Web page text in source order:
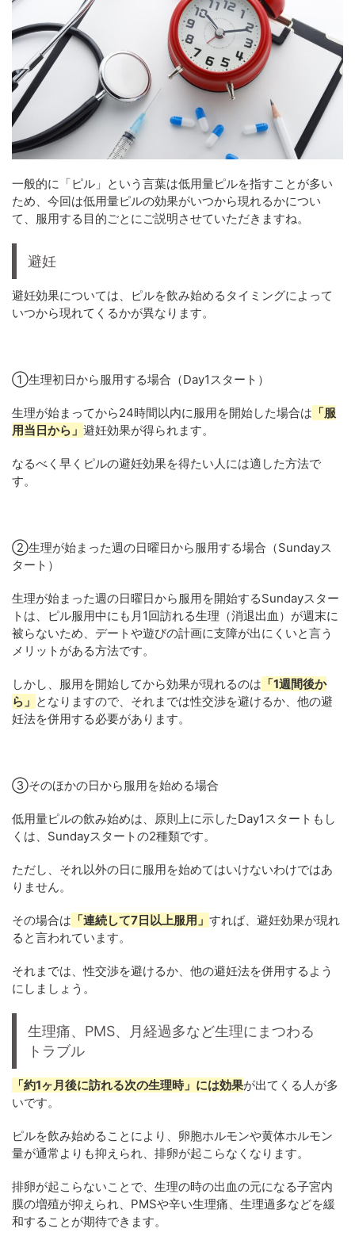
一般的に「ピル」という言葉は低用量ピルを指すことが多い
ため、今回は低用量ピルの効果がいつから現れるかについ
て、服用する目的ごとにご説明させていただきますね。
避妊
避妊効果については、ピルを飲み始めるタイミングによって
いつから現れてくるかが異なります。
①生理初日から服用する場合（Day1スタート）
生理が始まってから24時間以内に服用を開始した場合は 「服
用当日から」 避妊効果が得られます。
なるべく早くピルの避妊効果を得たい人には適した方法で
す。
②生理が始まった週の日曜日から服用する場合（Sundayス
タート）
生理が始まった週の日曜日から服用を開始するSundayスター
トは、ピル服用中にも月1回訪れる生理（消退出血）が週末に
被らないため、デートや遊びの計画に支障が出にくいと言う
メリットがある方法です。
しかし、服用を開始してから効果が現れるのは 「1週間後か
ら」 となりますので、それまでは性交渉を避けるか、他の避
妊法を併用する必要があります。
③そのほかの日から服用を始める場合
低用量ピルの飲み始めは、原則上に示したDay1スタートもし
くは、Sundayスタートの2種類です。
ただし、それ以外の日に服用を始めてはいけないわけではあ
りません。
その場合は 「連続して7日以上服用」 すれば、避妊効果が現れ
ると言われています。
それまでは、性交渉を避けるか、他の避妊法を併用するよう
にしましょう。
生理痛、PMS、月経過多など生理にまつわる
トラブル
「約1ヶ月後に訪れる次の生理時」には効果が出てくる人が多
いです。
ピルを飲み始めることにより、卵胞ホルモンや黄体ホルモン
量が通常よりも抑えられ、排卵が起こらなくなります。
排卵が起こらないことで、生理の時の出血の元になる子宮内
膜の増殖が抑えられ、PMSや辛い生理痛、生理過多などを緩
和することが期待できます。